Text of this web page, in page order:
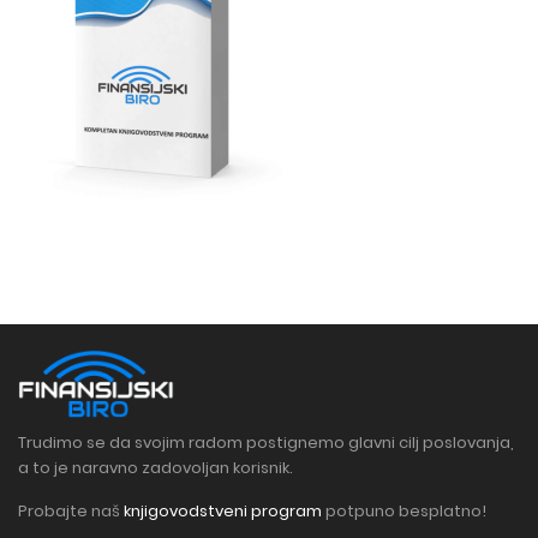
Trudimo se da svojim radom postignemo glavni cilj poslovanja,
a to je naravno zadovoljan korisnik.
Probajte naš knjigovodstveni program potpuno besplatno!